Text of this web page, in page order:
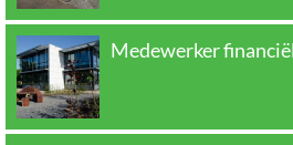
Medewerker